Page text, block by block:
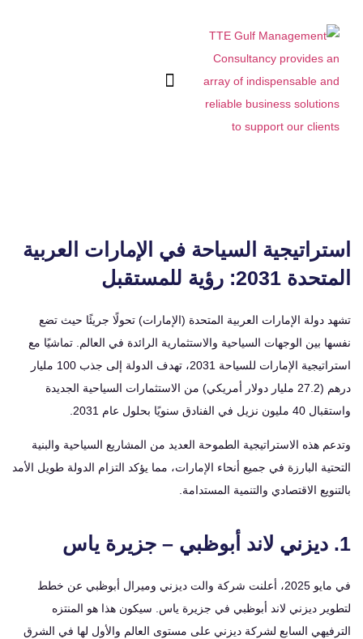
السياحة في الإمارات العربية
رؤية للمستقبل
دولة الإمارات العربية المتحدة (الإمارات) تحولًا جريئًا حيث تضع
بين الوجهات السياحية والاستثمارية الرائدة في العالم. تماشيًا مع
استراتيجية الإمارات للسياحة 2031، تهدف الدولة إلى جذب 100 مليار
درهم (27.2 مليار دولار أمريكي) من الاستثمارات السياحية الجديدة
سنويًا بحلول عام 2031.
هذه الاستراتيجية الطموحة العديد من المشاريع السياحية والبنية
البارزة في جميع أنحاء الإمارات، مما يؤكد التزام الدولة طويل الأمد
الاقتصادي والتنمية المستدامة.
في مايو 2025، أعلنت شركة والت ديزني وميرال أبوظبي عن خطط
ديزني لاند أبوظبي في جزيرة ياس. سيكون هذا هو المنتزه
السابع لشركة ديزني على مستوى العالم والأول لها في الشرق